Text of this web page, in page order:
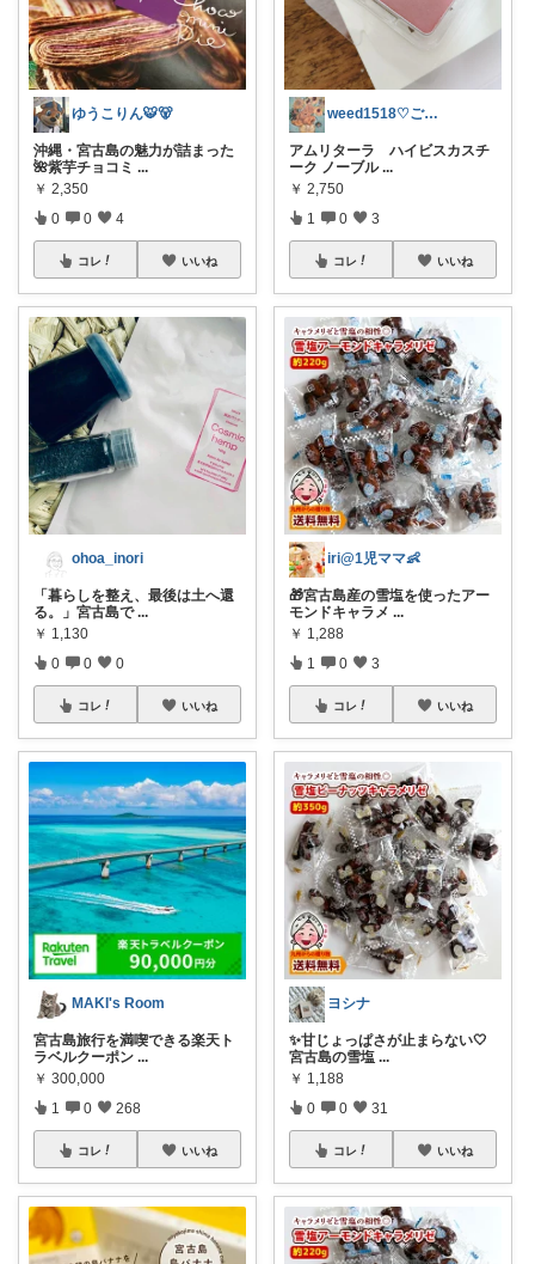
ゆうこりん🐯🐻
沖縄・宮古島の魅力が詰まった
🌺紫芋チョコミ ...
￥ 2,350
0 0 4
コレ いいね
ohoa_inori
「暮らしを整え、最後は土へ還
る。」宮古島で ...
￥ 1,130
0 0 0
コレ いいね
MAKI's Room
宮古島旅行を満喫できる楽天ト
ラベルクーポン ...
￥ 300,000
1 0 268
コレ いいね
weed1518♡ご購入感謝致します♡
アムリターラ ハイビスカスチ
ーク ノーブル ...
￥ 2,750
1 0 3
コレ いいね
iri@1児ママ👶
🎁宮古島産の雪塩を使ったアー
モンドキャラメ ...
￥ 1,288
1 0 3
コレ いいね
ヨシナ
✨甘じょっぱさが止まらない🤍
宮古島の雪塩 ...
￥ 1,188
0 0 31
コレ いいね